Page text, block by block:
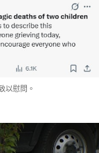
以慰問。